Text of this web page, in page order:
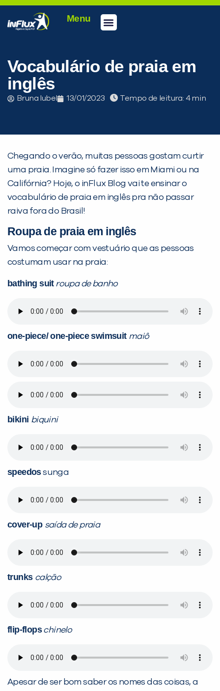
Menu
Vocabulário de praia em
inglês
Bruna Iubel 13/01/2023 Tempo de leitura:
Chegando o verão, muitas pessoas gostam curtir
uma praia. Imagine só fazer isso em Miami ou na
Califórnia? Hoje, o inFlux Blog vai te ensinar o
vocabulário de praia em inglês pra não passar
raiva fora do Brasil!
Roupa de praia em inglês
Vamos começar com vestuário que as pessoas
costumam usar na praia:
bathing suit roupa de banho
one-piece/ one-piece swimsuit maiô
bikini biquini
speedossunga
cover-up saída de praia
trunks calção
flip-flops chinelo
Apesar de ser bom saber os nomes das coisas, a